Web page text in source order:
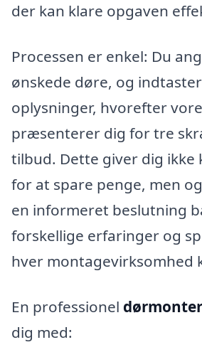
der kan klare opgaven
Processen er enkel: Du
ønskede døre, og
oplysninger, hvorefter
præsenterer dig for tre
tilbud. Dette giver dig ikke
for at spare penge, men
en informeret beslutning
forskellige erfaringer og
hver montagevirksomhed
En professionel
dig med: